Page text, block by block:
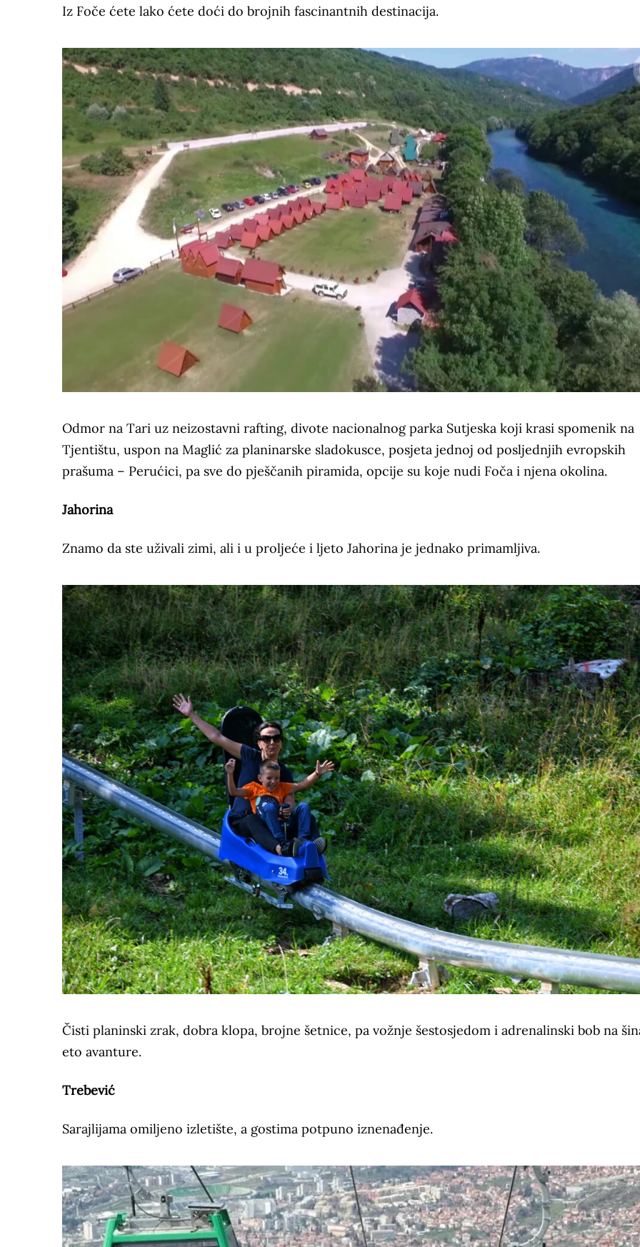
Iz Foče ćete lako ćete doći do brojnih fascinantnih destinacija.
Odmor na Tari uz neizostavni rafting, divote nacionalnog parka Sutjeska koji krasi spomenik na
Tjentištu, uspon na Maglić za planinarske sladokusce, posjeta jednoj od posljednjih evropskih
prašuma – Perućici, pa sve do pješčanih piramida, opcije su koje nudi Foča i njena okolina.
Jahorina
Znamo da ste uživali zimi, ali i u proljeće i ljeto Jahorina je jednako primamljiva.
Čisti planinski zrak, dobra klopa, brojne šetnice, pa vožnje šestosjedom i adrenalinski bob na
eto avanture.
Trebević
Sarajlijama omiljeno izletište, a gostima potpuno iznenađenje.